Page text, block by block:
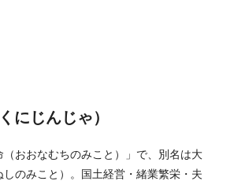
にじんじゃ）
（おおなむちのみこと）」で、別名は大
しのみこと）。国土経営・緒業繁栄・夫